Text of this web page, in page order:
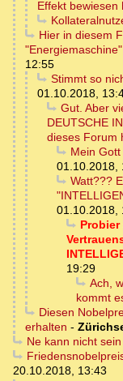
Effekt bewiesen
Hier in diesem
12:55
Stimmt so
01.10.2018,
Gut. Aber
DEUTSCHE
dieses Forum
Mein
01.10.2018,
Watt???
01.10.2018,
19:29
Ach,
kommt
Diesen
erhalten -
Ne kann nicht sein
20.10.2018, 13:43